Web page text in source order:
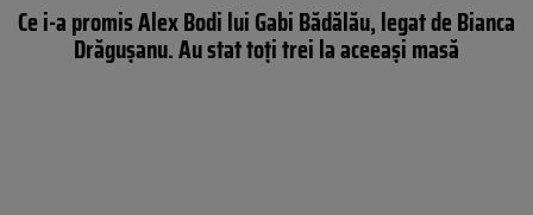
Ce i-a promis Alex Bodi lui Gabi Bădălău, legat de Bianca
Drăgușanu. Au stat toți trei la aceeași masă